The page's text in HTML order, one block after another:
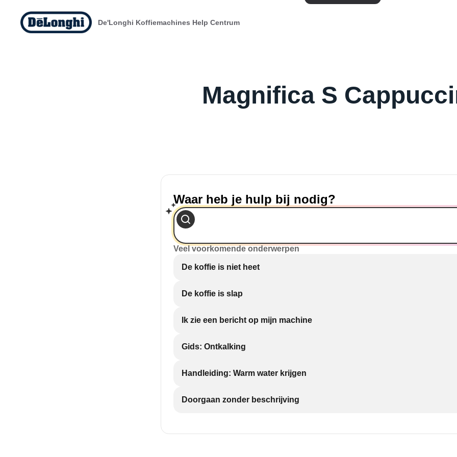
De'Longhi Koffiemachines Help Centrum
Magnifica S
Waar heb je hulp bij nodig?
Veel voorkomende onderwerpen
De koffie is niet heet
De koffie is slap
Ik zie een bericht op mijn machine
Gids: Ontkalking
Handleiding: Warm water krijgen
Doorgaan zonder beschrijving